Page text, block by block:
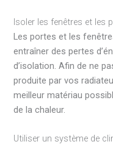
Isoler les fenêtres et les
Les portes et les
entraîner des pertes
d’isolation. Afin de ne
produite par vos
meilleur matériau
de la chaleur.
Utiliser un système de